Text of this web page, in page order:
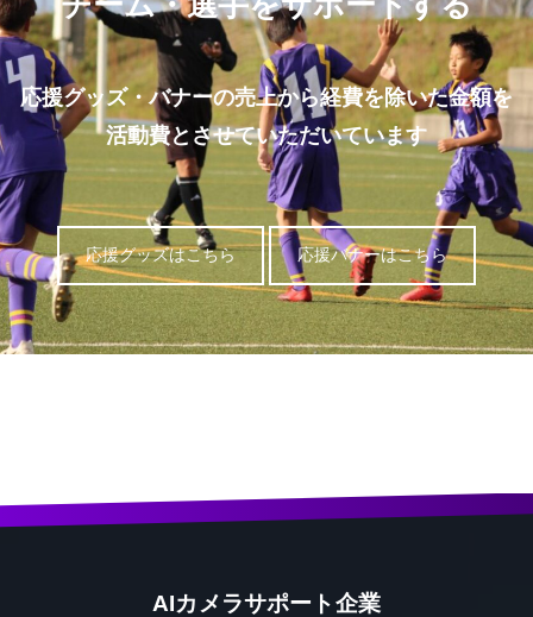
応援グッズ・バナーの売上から経費を除いた金額を
活動費とさせていただいています
応援グッズはこちら 応援バナーはこちら
AIカメラサポート企業